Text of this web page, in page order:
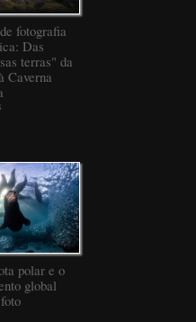
fotografia
Das
terras" da
Caverna
polar e o
global